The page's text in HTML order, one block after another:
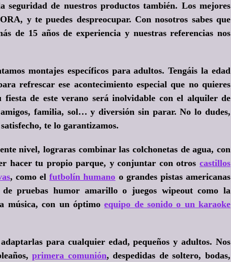
seguridad de nuestros productos también. Los mejores
y te puedes despreocupar. Con nosotros sabes que
de 15 años de experiencia y nuestras referencias nos
montajes específicos para adultos. Tengáis la edad
refrescar ese acontecimiento especial que no quieres
fiesta de este verano será inolvidable con el alquiler de
familia, sol… y diversión sin parar. No lo dudes,
te lo garantizamos.
nivel, lograras combinar las colchonetas de agua, con
hacer tu propio parque, y conjuntar con otroscastillos
, como elfutbolín humano o grandes pistas americanas
pruebas humor amarillo o juegos wipeout como la
música, con un óptimoequipo de sonido o un karaoke
para cualquier edad, pequeños y adultos. Nos
primera comunión, despedidas de soltero, bodas,